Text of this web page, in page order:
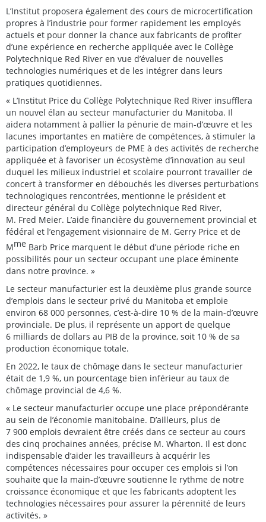
L’Institut proposera également des cours de microcertification
propres à l’industrie pour former rapidement les employés
actuels et pour donner la chance aux fabricants de profiter
d’une expérience en recherche appliquée avec le Collège
Polytechnique Red River en vue d’évaluer de nouvelles
technologies numériques et de les intégrer dans leurs
pratiques quotidiennes.
« L’Institut Price du Collège Polytechnique Red River insufflera
un nouvel élan au secteur manufacturier du Manitoba. Il
aidera notamment à pallier la pénurie de main-d’œuvre et les
lacunes importantes en matière de compétences, à stimuler la
participation d’employeurs de PME à des activités de recherche
appliquée et à favoriser un écosystème d’innovation au seul
duquel les milieux industriel et scolaire pourront travailler de
concert à transformer en débouchés les diverses perturbations
technologiques rencontrées, mentionne le président et
directeur général du Collège polytechnique Red River,
M. Fred Meier. L’aide financière du gouvernement provincial et
fédéral et l’engagement visionnaire de M. Gerry Price et de
Mme Barb Price marquent le début d’une période riche en
possibilités pour un secteur occupant une place éminente
dans notre province. »
Le secteur manufacturier est la deuxième plus grande source
d’emplois dans le secteur privé du Manitoba et emploie
environ 68 000 personnes, c’est-à-dire 10 % de la main-d’œuvre
provinciale. De plus, il représente un apport de quelque
6 milliards de dollars au PIB de la province, soit 10 % de sa
production économique totale.
En 2022, le taux de chômage dans le secteur manufacturier
était de 1,9 %, un pourcentage bien inférieur au taux de
chômage provincial de 4,6 %.
« Le secteur manufacturier occupe une place prépondérante
au sein de l’économie manitobaine. D’ailleurs, plus de
7 900 emplois devraient être créés dans ce secteur au cours
des cinq prochaines années, précise M. Wharton. Il est donc
indispensable d’aider les travailleurs à acquérir les
compétences nécessaires pour occuper ces emplois si l’on
souhaite que la main-d’œuvre soutienne le rythme de notre
croissance économique et que les fabricants adoptent les
technologies nécessaires pour assurer la pérennité de leurs
activités. »